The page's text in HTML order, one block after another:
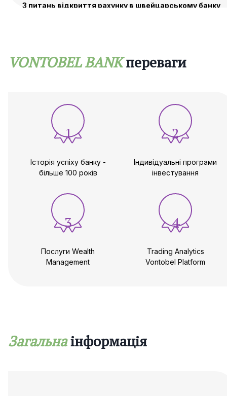
З питань відкриття рахунку в швейцарському банку
VONTOBEL BANK переваги
1
Історія успіху банку -
більше 100 років
2
Індивідуальні програми
інвестування
3
Послуги Wealth
Management
4
Trading Analytics
Vontobel Platform
Загальнаінформація